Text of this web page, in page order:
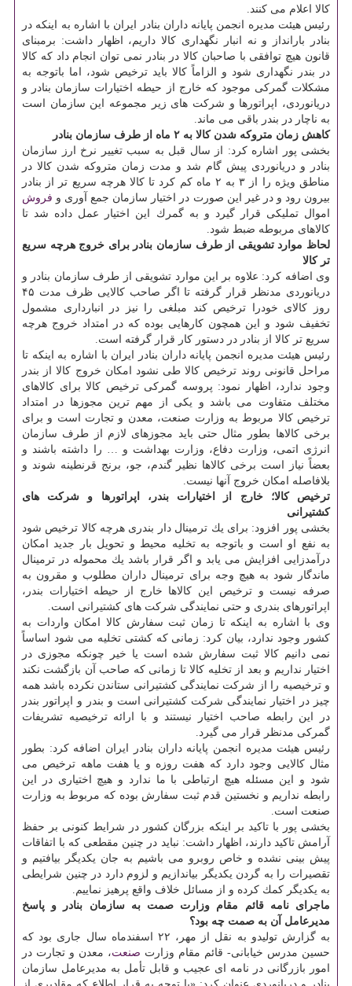
كالا اعلام می كنند.
رئیس هیئت مدیره انجمن پایانه داران بنادر ایران با اشاره به اینكه در
بنادر بارانداز و نه انبار نگهداری كالا داریم، اظهار داشت: برمبنای
قانون هیچ توافقی با صاحبان كالا در بنادر نمی توان انجام داد كه كالا
در بندر نگهداری شود و الزاماً كالا باید ترخیص شود، اما باتوجه به
مشكلات گمركی موجود كه خارج از حیطه اختیارات سازمان بنادر و
دریانوردی، اپراتورها و شركت های زیر مجموعه این سازمان است
به ناچار در بندر باقی می ماند.
كاهش زمان متروكه شدن كالا به ۲ ماه از طرف سازمان بنادر
بخشی پور اشاره كرد: از سال قبل به سبب تغییر نرخ ارز سازمان
بنادر و دریانوردی پیش گام شد و مدت زمان متروكه شدن كالا در
مناطق ویژه را از ۳ به ۲ ماه كم كرد تا كالا هرچه سریع تر از بنادر
بیرون رود و در غیر این صورت در اختیار سازمان جمع آوری و فروش
اموال تملیكی قرار گیرد و به گمرك این اختیار عمل داده شد تا
كالاهای مربوطه ضبط شود.
لحاظ موارد تشویقی از طرف سازمان بنادر برای خروج هرچه سریع
تر كالا
وی اضافه كرد: علاوه بر این موارد تشویقی از طرف سازمان بنادر و
دریانوردی مدنظر قرار گرفته تا اگر صاحب كالایی ظرف مدت ۴۵
روز كالای خودرا ترخیص كند مبلغی را نیز در انبارداری مشمول
تخفیف شود و این همچون كارهایی بوده كه در امتداد خروج هرچه
سریع تر كالا از بنادر در دستور كار قرار گرفته است.
رئیس هیئت مدیره انجمن پایانه داران بنادر ایران با اشاره به اینكه تا
مراحل قانونی روند ترخیص كالا طی نشود امكان خروج كالا از بندر
وجود ندارد، اظهار نمود: پروسه گمركی ترخیص كالا برای كالاهای
مختلف متفاوت می باشد و یكی از مهم ترین مجوزها در امتداد
ترخیص كالا مربوط به وزارت صنعت، معدن و تجارت است و برای
برخی كالاها بطور مثال حتی باید مجوزهای لازم از طرف سازمان
انرژی اتمی، وزارت دفاع، وزارت بهداشت و … را داشته باشند و
بعضاً نیاز است برخی كالاها نظیر گندم، جو، برنج قرنطینه شوند و
بلافاصله امكان خروج آنها نیست.
ترخیص كالا؛ خارج از اختیارات بندر، اپراتورها و شركت های
كشتیرانی
بخشی پور افزود: برای یك ترمینال دار بندری هرچه كالا ترخیص شود
به نفع او است و باتوجه به تخلیه محیط و تحویل بار جدید امكان
درآمدزایی افزایش می یابد و اگر قرار باشد یك محموله در ترمینال
ماندگار شود به هیچ وجه برای ترمینال داران مطلوب و مقرون به
صرفه نیست و ترخیص این كالاها خارج از حیطه اختیارات بندر،
اپراتورهای بندری و حتی نمایندگی شركت های كشتیرانی است.
وی با اشاره به اینكه تا زمان ثبت سفارش كالا امكان واردات به
كشور وجود ندارد، بیان كرد: زمانی كه كشتی تخلیه می شود اساساً
نمی دانیم كالا ثبت سفارش شده است یا خیر چونكه مجوزی در
اختیار نداریم و بعد از تخلیه كالا تا زمانی كه صاحب آن بازگشت نكند
و ترخیصیه را از شركت نمایندگی كشتیرانی ستاندن نكرده باشد همه
چیز در اختیار نمایندگی شركت كشتیرانی است و بندر و اپراتور بندر
در این رابطه صاحب اختیار نیستند و با ارائه ترخیصیه تشریفات
گمركی مدنظر قرار می گیرد.
رئیس هیئت مدیره انجمن پایانه داران بنادر ایران اضافه كرد: بطور
مثال كالایی وجود دارد كه هفت روزه و یا هفت ماهه ترخیص می
شود و این مسئله هیچ ارتباطی با ما ندارد و هیچ اختیاری در این
رابطه نداریم و نخستین قدم ثبت سفارش بوده كه مربوط به وزارت
صنعت است.
بخشی پور با تاكید بر اینكه بزرگان كشور در شرایط كنونی بر حفظ
آرامش تاكید دارند، اظهار داشت: نباید در چنین مقطعی كه با اتفاقات
پیش بینی نشده و خاص روبرو می باشیم به جان یكدیگر بیافتیم و
تقصیرات را به گردن یكدیگر بیاندازیم و لزوم دارد در چنین شرایطی
به یكدیگر كمك كرده و از مسائل خلاف واقع پرهیز نماییم.
ماجرای نامه قائم مقام وزارت صمت به سازمان بنادر و پاسخ
مدیرعامل آن به صمت چه بود؟
به گزارش تولیدو به نقل از مهر، ۲۲ اسفندماه سال جاری بود كه
حسین مدرس خیابانی- قائم مقام وزارت صنعت، معدن و تجارت در
امور بازرگانی در نامه ای عجیب و قابل تأمل به مدیرعامل سازمان